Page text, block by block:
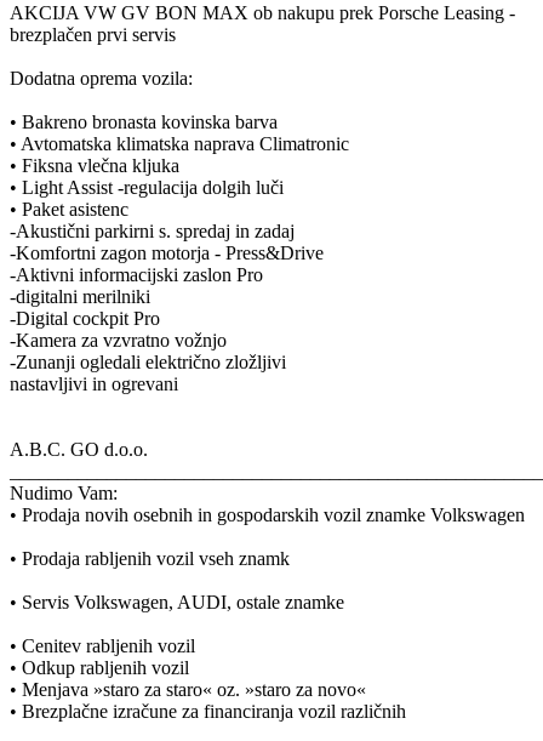
AKCIJA VW GV BON MAX ob nakupu prek Porsche Leasing -
brezplačen prvi servis
Dodatna oprema vozila:
• Bakreno bronasta kovinska barva
• Avtomatska klimatska naprava Climatronic
• Fiksna vlečna kljuka
• Light Assist -regulacija dolgih luči
• Paket asistenc
-Akustični parkirni s. spredaj in zadaj
-Komfortni zagon motorja - Press&Drive
-Aktivni informacijski zaslon Pro
-digitalni merilniki
-Digital cockpit Pro
-Kamera za vzvratno vožnjo
-Zunanji ogledali električno zložljivi
nastavljivi in ogrevani
A.B.C. GO d.o.o.
Nudimo Vam:
• Prodaja novih osebnih in gospodarskih vozil znamke Volkswagen
• Prodaja rabljenih vozil vseh znamk
• Servis Volkswagen, AUDI, ostale znamke
• Cenitev rabljenih vozil
• Odkup rabljenih vozil
• Menjava »staro za staro« oz. »staro za novo«
• Brezplačne izračune za financiranja vozil različnih